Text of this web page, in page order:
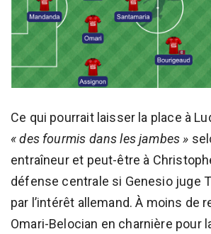
Ce qui pourrait laisser la place à
« des fourmis dans les jambes »
entraîneur et peut-être à
défense centrale si Genesio juge
par l’intérêt allemand. À moins de
Omari-Belocian en charnière pour